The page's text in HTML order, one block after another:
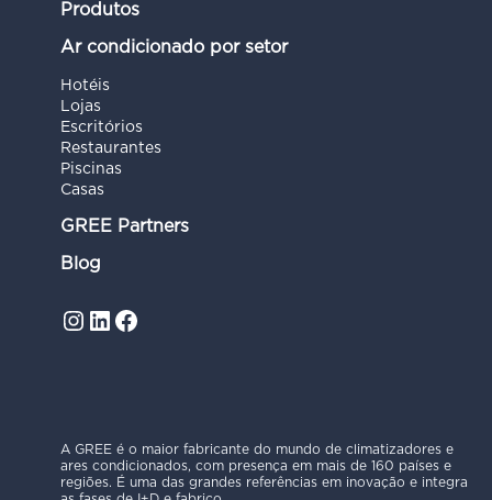
Produtos
Ar condicionado por setor
Hotéis
Lojas
Escritórios
Restaurantes
Piscinas
Casas
GREE Partners
Blog
Instagram
LinkedIn
Facebook
A GREE é o maior fabricante do mundo de climatizadores e
ares condicionados, com presença em mais de 160 países e
regiões. É uma das grandes referências em inovação e integra